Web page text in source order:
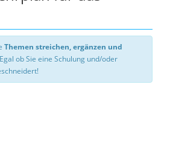
Themen streichen, ergänzen und
ob Sie eine Schulung und/oder